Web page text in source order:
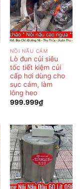
NỒI NẤU CÁM
Lò đun củi siêu
tốc tiết kiệm củi
cấp hơi dùng cho
sục cám, làm
lông heo
999.999₫